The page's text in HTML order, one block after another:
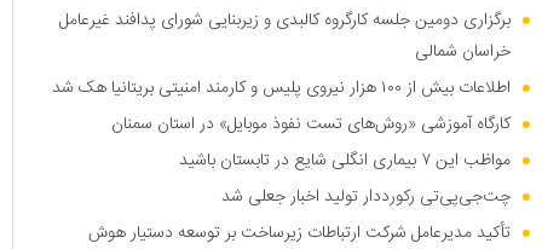
برگزاری دومین جلسه کارگروه کالبدی و زیربنایی شورای پدافند غیرعامل
خراسان شمالی
اطلاعات بیش از ۱۰۰ هزار نیروی پلیس و کارمند امنیتی بریتانیا هک شد
کارگاه آموزشی «روش‌های تست نفوذ موبایل» در استان سمنان
مواظب این ۷ بیماری انگلی شایع در تابستان باشید
چت‌جی‌پی‌تی رکورددار تولید اخبار جعلی شد
تأکید مدیرعامل شرکت ارتباطات زیرساخت بر توسعه دستیار هوش